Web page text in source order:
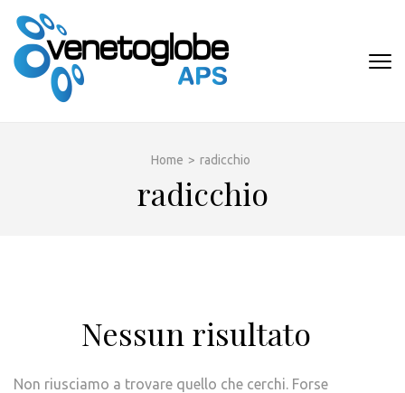
contenuto
(premi
Home > radicchio
radicchio
Nessun risultato
Non riusciamo a trovare quello che cerchi. Forse